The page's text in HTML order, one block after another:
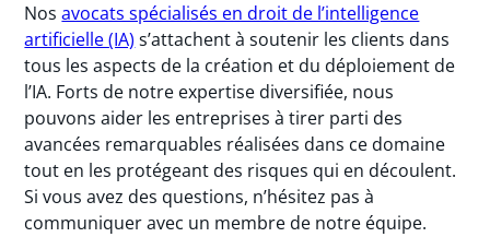
Nosavocats spécialisés en droit de l’intelligence
artificielle (IA) s’attachent à soutenir les clients dans
tous les aspects de la création et du déploiement de
l’IA. Forts de notre expertise diversifiée, nous
pouvons aider les entreprises à tirer parti des
avancées remarquables réalisées dans ce domaine
tout en les protégeant des risques qui en découlent.
Si vous avez des questions, n’hésitez pas à
communiquer avec un membre de notre équipe.